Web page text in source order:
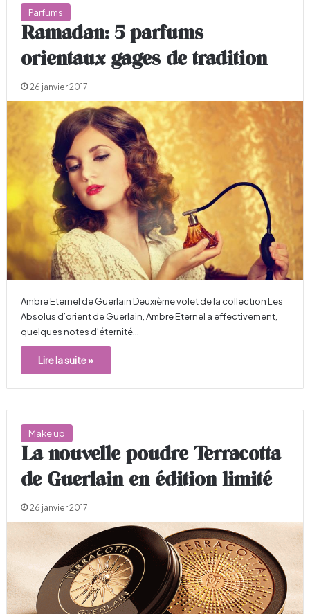
Parfums
Ramadan: 5 parfums
orientaux gages de tradition
26 janvier 2017
Ambre Eternel de Guerlain Deuxième volet de la collection Les
Absolus d’orient de Guerlain, Ambre Eternel a effectivement,
quelques notes d’éternité…
Lire la suite »
Make up
La nouvelle poudre Terracotta
de Guerlain en édition limité
26 janvier 2017